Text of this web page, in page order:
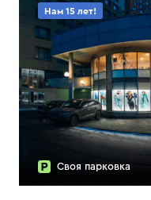
Нам 15 лет!
Своя парковка